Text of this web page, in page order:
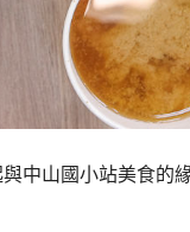
中山國小站美食的